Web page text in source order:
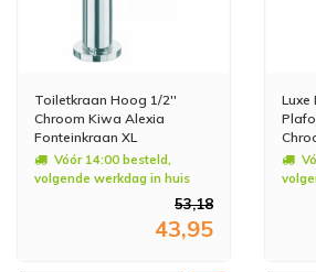
Toiletkraan Hoog 1/2''
Chroom Kiwa Alexia
Fonteinkraan XL
Vóór 14:00 besteld,
volgende werkdag in huis
53,18
43,95
Luxe